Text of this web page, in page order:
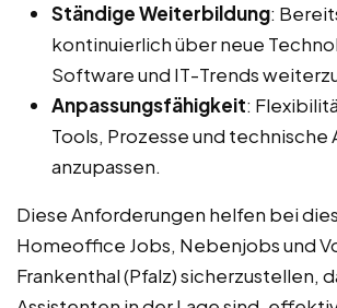
Ständige Weiterbildung:
kontinuierlich über neue
Software und IT-Trends
Anpassungsfähigkeit:
Tools, Prozesse und
anzupassen.
Diese Anforderungen helfen bei
Homeoffice Jobs, Nebenjobs und
Frankenthal (Pfalz) sicherzustellen,